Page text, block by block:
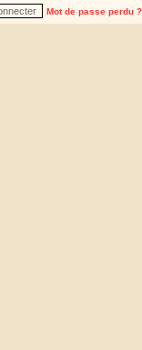
Mot de passe perdu ?